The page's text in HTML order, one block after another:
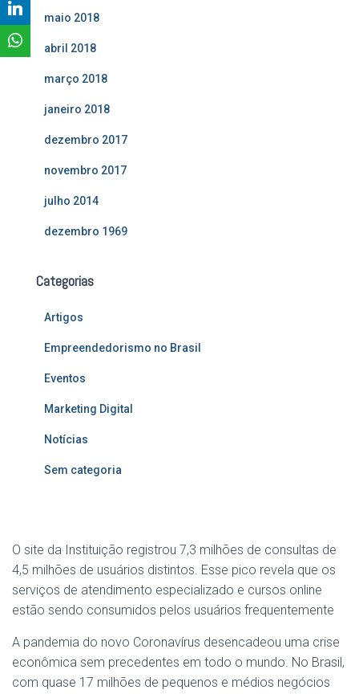
maio 2018
abril 2018
março 2018
janeiro 2018
dezembro 2017
novembro 2017
julho 2014
dezembro 1969
Categorias
Artigos
Empreendedorismo no Brasil
Eventos
Marketing Digital
Notícias
Sem categoria
O site da Instituição registrou 7,3 milhões de consultas de
4,5 milhões de usuários distintos. Esse pico revela que os
serviços de atendimento especializado e cursos online
estão sendo consumidos pelos usuários frequentemente
A pandemia do novo Coronavírus desencadeou uma crise
econômica sem precedentes em todo o mundo. No Brasil,
com quase 17 milhões de pequenos e médios negócios